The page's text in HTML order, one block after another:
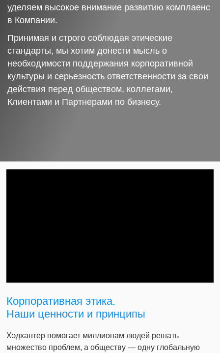
уделяем высокое внимание развитию комплаенс
в Компании.
Принимая и строго соблюдая этические
стандарты, мы хотим донести мысль о
необходимости поддержания корпоративной
культуры и серьезность ответственности за свои
действия перед обществом, коллегами,
Клиентами и Партнерами по бизнесу.
Корпоративная этика.
Наши ценности и принципы
Хэдхантер помогает миллионам людей решать
множество проблем, а обществу — одну глобальную